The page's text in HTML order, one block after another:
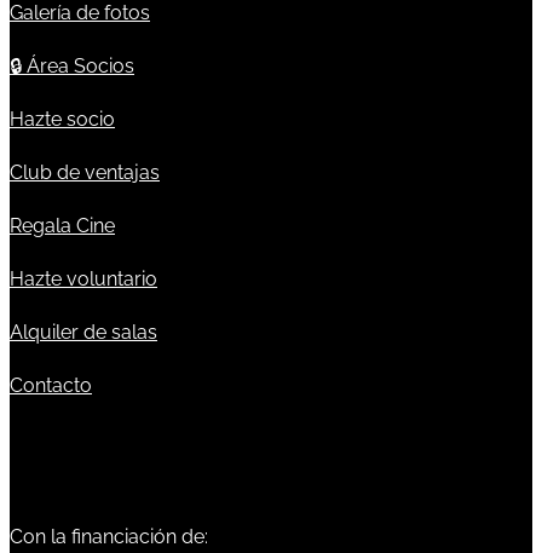
Galería de fotos
🔒 Área Socios
Hazte socio
Club de ventajas
Regala Cine
Hazte voluntario
Alquiler de salas
Contacto
Con la financiación de: